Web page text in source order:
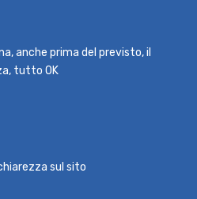
anche prima del previsto, il
tutto OK
sul sito